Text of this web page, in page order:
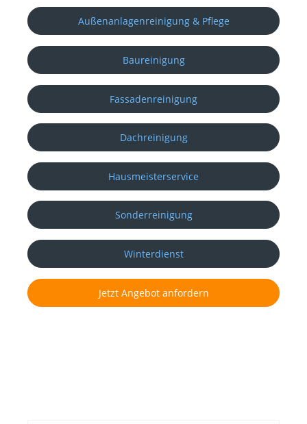
Außenanlagenreinigung & Pflege
Baureinigung
Fassadenreinigung
Dachreinigung
Hausmeisterservice
Sonderreinigung
Winterdienst
Jetzt Angebot anfordern